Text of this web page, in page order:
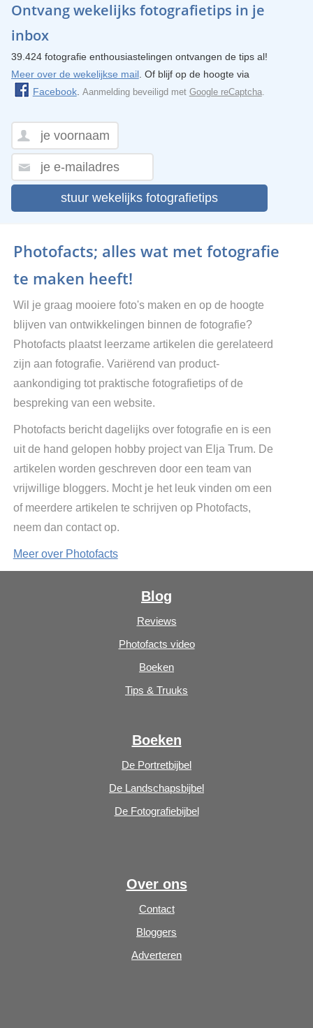
Ontvang wekelijks fotografietips in je
inbox
39.424 fotografie enthousiastelingen ontvangen de tips al!
Meer over de wekelijkse mail. Of blijf op de hoogte via
Facebook. Aanmelding beveiligd met Google reCaptcha.
stuur wekelijks fotografietips
Photofacts; alles wat met fotografie
te maken heeft!
Wil je graag mooiere foto's maken en op de hoogte
blijven van ontwikkelingen binnen de fotografie?
Photofacts plaatst leerzame artikelen die gerelateerd
zijn aan fotografie. Variërend van product-
aankondiging tot praktische fotografietips of de
bespreking van een website.
Photofacts bericht dagelijks over fotografie en is een
uit de hand gelopen hobby project van Elja Trum. De
artikelen worden geschreven door een team van
vrijwillige bloggers. Mocht je het leuk vinden om een
of meerdere artikelen te schrijven op Photofacts,
neem dan contact op.
Meer over Photofacts
Blog
Reviews
Photofacts video
Boeken
Tips & Truuks
Boeken
De Portretbijbel
De Landschapsbijbel
De Fotografiebijbel
Over ons
Contact
Bloggers
Adverteren